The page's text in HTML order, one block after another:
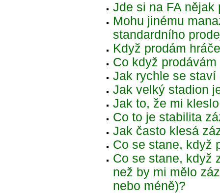
Jde si na FA nějak
Mohu jinému
standardního
Když prodám
Co když
Jak rychle se staví
Jak velký stadion
Jak to, že mi
Co to je stabilita
Jak často klesá
Co se stane, když
Co se stane, když
než by mi mělo
nebo méně)?